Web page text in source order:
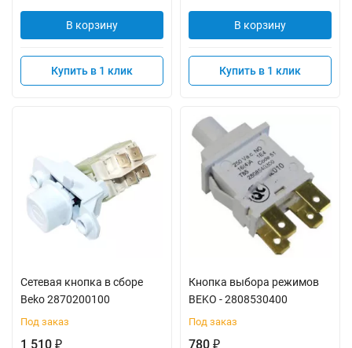
В корзину
Купить в 1 клик
В корзину
Купить в 1 клик
Сетевая кнопка в сборе
Beko 2870200100
Под заказ
1 510 ₽
Кнопка выбора режимов
BEKO - 2808530400
Под заказ
780 ₽